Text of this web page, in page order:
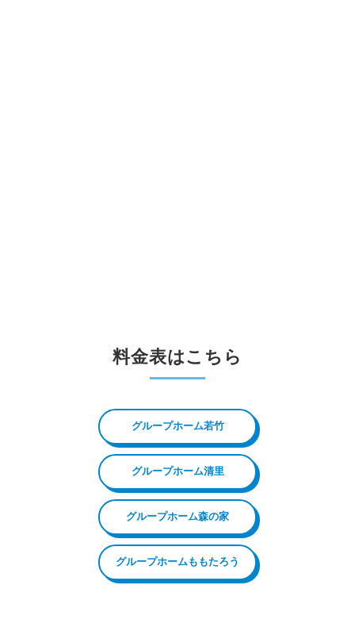
料金表はこちら
グループホーム若竹
グループホーム清里
グループホーム森の家
グループホームももたろう